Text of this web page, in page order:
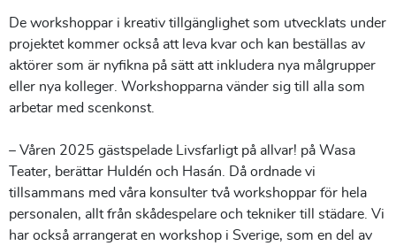
De workshoppar i kreativ tillgänglighet som utvecklats under
projektet kommer också att leva kvar och kan beställas av
aktörer som är nyfikna på sätt att inkludera nya målgrupper
eller nya kolleger. Workshopparna vänder sig till alla som
arbetar med scenkonst.
– Våren 2025 gästspelade Livsfarligt på allvar! på Wasa
Teater, berättar Huldén och Hasán. Då ordnade vi
tillsammans med våra konsulter två workshoppar för hela
personalen, allt från skådespelare och tekniker till städare. Vi
har också arrangerat en workshop i Sverige, som en del av